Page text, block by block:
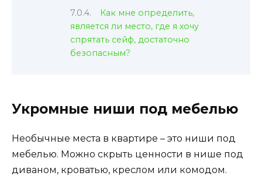
Как мне определить,
является ли место, где я хочу
спрятать сейф, достаточно
безопасным?
Укромные ниши под мебелью
Необычные места в квартире – это ниши под
мебелью. Можно скрыть ценности в нише под
диваном, кроватью, креслом или комодом.